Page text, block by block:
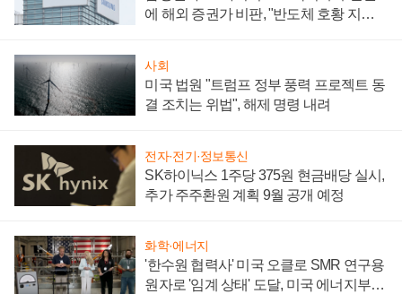
에 해외 증권가 비판, "반도체 호황 지속
사회
미국 법원 "트럼프 정부 풍력 프로젝트 동
결 조치는 위법", 해제 명령 내려
전자·전기·정보통신
SK하이닉스 1주당 375원 현금배당 실시,
추가 주주환원 계획 9월 공개 예정
화학·에너지
'한수원 협력사' 미국 오클로 SMR 연구용
원자로 '임계 상태' 도달, 미국 에너지부